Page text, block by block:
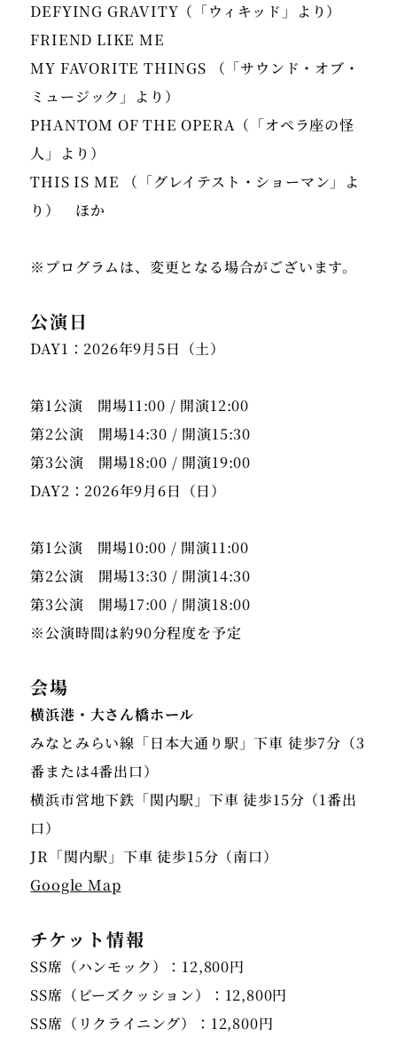
DEFYING GRAVITY（「ウィキッド」より）
FRIEND LIKE ME
MY FAVORITE THINGS （「サウンド・オブ・
ミュージック」より）
PHANTOM OF THE OPERA（「オペラ座の怪
人」より）
THIS IS ME （「グレイテスト・ショーマン」よ
り） ほか
※プログラムは、変更となる場合がございます。
公演日
DAY1：2026年9月5日（土）
第1公演 開場11:00 / 開演12:00
第2公演 開場14:30 / 開演15:30
第3公演 開場18:00 / 開演19:00
DAY2：2026年9月6日（日）
第1公演 開場10:00 / 開演11:00
第2公演 開場13:30 / 開演14:30
第3公演 開場17:00 / 開演18:00
※公演時間は約90分程度を予定
会場
横浜港・大さん橋ホール
みなとみらい線「日本大通り駅」下車 徒歩7分（3
番または4番出口）
横浜市営地下鉄「関内駅」下車 徒歩15分（1番出
口）
Google Map
チケット情報
SS席（ハンモック）：12,800円
SS席（ビーズクッション）：12,800円
SS席（リクライニング）：12,800円